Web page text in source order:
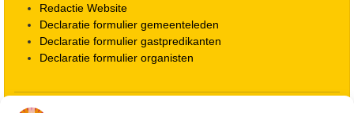
Redactie Website
Declaratie formulier gemeenteleden
Declaratie formulier gastpredikanten
Declaratie formulier organisten